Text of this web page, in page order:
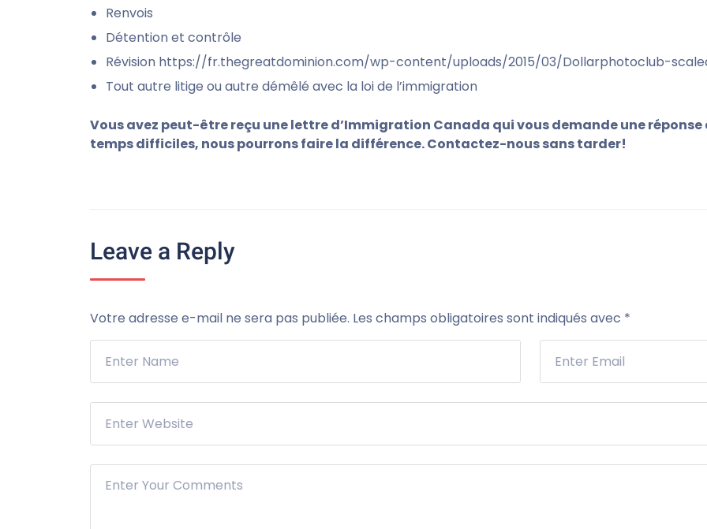
Renvois
Détention et contrôle
Révision https://fr.thegreatdominion.com/wp-content/uploads/2015/03/Dollarphotoclub-
Tout autre litige ou autre démêlé avec la loi de l’immigration
Vous avez peut-être reçu une lettre d’Immigration Canada qui vous demande une
temps difficiles, nous pourrons faire la différence. Contactez-nous sans tarder!
Leave a Reply
Votre adresse e-mail ne sera pas publiée. Les champs obligatoires sont indiqués avec *